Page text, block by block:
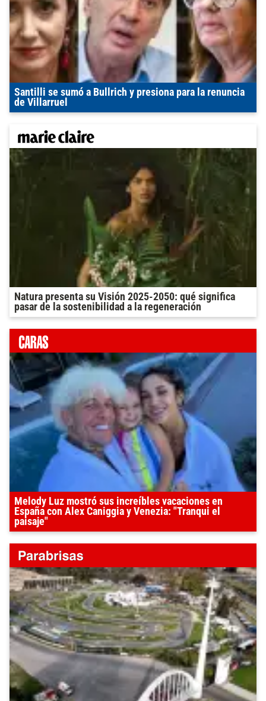
Santilli se sumó a Bullrich y presiona para la renuncia
de Villarruel
Natura presenta su Visión 2025-2050: qué significa
pasar de la sostenibilidad a la regeneración
Melody Luz mostró sus increíbles vacaciones en
España con Alex Caniggia y Venezia: "Tranqui el
paisaje"